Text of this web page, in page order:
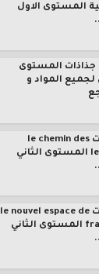
المستوى الاول
جذاذات المستوى
لجميع المواد و
جذاذات le chemin des
lettres المستوى الثاني
جذاذات le nouvel espace de
français المستوى الثاني